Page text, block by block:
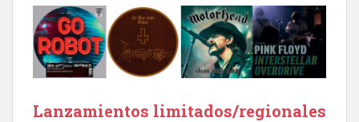
Lanzamientos limitados/regionales